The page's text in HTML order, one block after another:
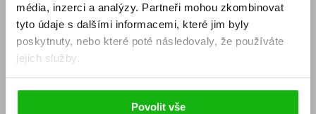
média, inzerci a analýzy. Partneři mohou zkombinovat
tyto údaje s dalšími informacemi, které jim byly
poskytnuty, nebo které poté následovaly, že používáte
jejich služby.
Povolit vše
Aktuality
Naši autoři
Obchodní podmínky
Jak nakoupit
Knižní novinky
Dárkové poukazy
Affiliate program